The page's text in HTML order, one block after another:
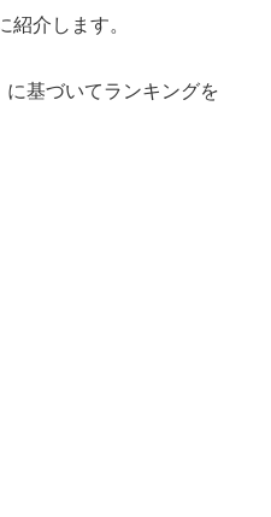
介します。
に基づいてランキングを